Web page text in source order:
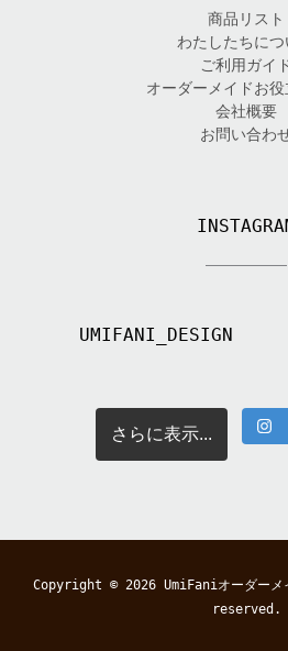
商品リスト
わたしたちにつ
ご利用ガイ
オーダーメイドお
会社概要
お問い合わ
UMIFANI_DESIGN
さらに表示...
Copyright © 2026 UmiFaniオーダーメ
reserved.